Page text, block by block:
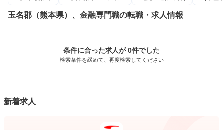
玉名郡（熊本県）、金融専門職の転職・求人情報
条件に合った求人が 0件でした
検索条件を緩めて、再度検索してください
新着求人